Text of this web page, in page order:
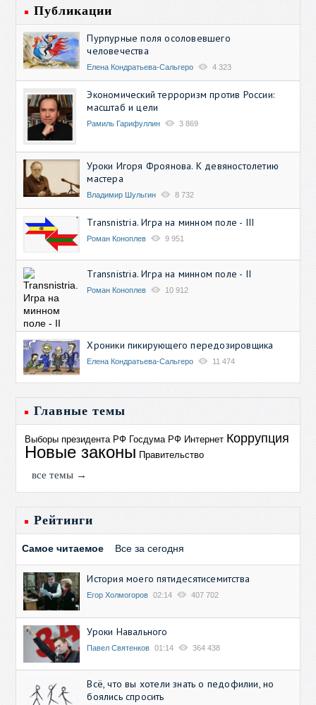
Публикации
Пурпурные поля осоловевшего
человечества
Елена Кондратьева-Сальгеро 4 323
Экономический терроризм против России:
масштаб и цели
Рамиль Гарифуллин 3 869
Уроки Игоря Фроянова. К девяностолетию
мастера
Владимир Шульгин 8 732
Transnistria. Игра на минном поле - III
Роман Коноплев 9 951
Transnistria. Игра на минном поле - II
Роман Коноплев 10 912
Хроники пикирующего передозировщика
Елена Кондратьева-Сальгеро 11 474
Главные темы
Выборы президента РФ Госдума РФ Интернет Коррупция
Новые законы Правительство
все темы →
Рейтинги
Самое читаемое Все за сегодня
История моего пятидесятисемитства
Егор Холмогоров 02:14 407 702
Уроки Навального
Павел Святенков 01:14 364 438
Всё, что вы хотели знать о педофилии, но
боялись спросить